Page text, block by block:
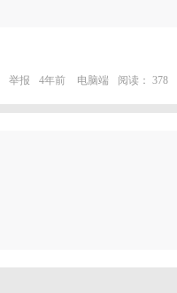
举报 4年前 电脑端 阅读： 378